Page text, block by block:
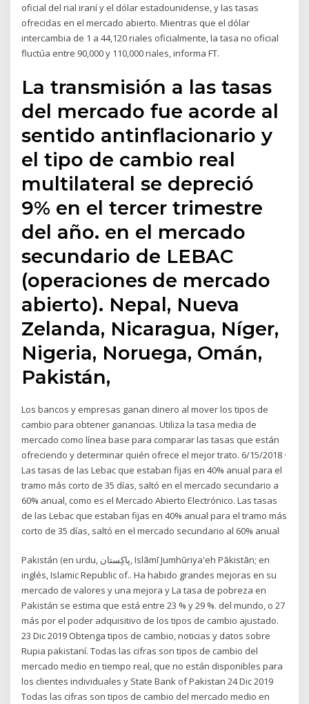
oficial del rial iraní y el dólar estadounidense, y las tasas
ofrecidas en el mercado abierto. Mientras que el dólar
intercambia de 1 a 44,120 riales oficialmente, la tasa no oficial
fluctúa entre 90,000 y 110,000 riales, informa FT.
La transmisión a las tasas
del mercado fue acorde al
sentido antinflacionario y
el tipo de cambio real
multilateral se depreció
9% en el tercer trimestre
del año. en el mercado
secundario de LEBAC
(operaciones de mercado
abierto). Nepal, Nueva
Zelanda, Nicaragua, Níger,
Nigeria, Noruega, Omán,
Pakistán,
Los bancos y empresas ganan dinero al mover los tipos de
cambio para obtener ganancias. Utiliza la tasa media de
mercado como línea base para comparar las tasas que están
ofreciendo y determinar quién ofrece el mejor trato. 6/15/2018 ·
Las tasas de las Lebac que estaban fijas en 40% anual para el
tramo más corto de 35 días, saltó en el mercado secundario a
60% anual, como es el Mercado Abierto Electrónico. Las tasas
de las Lebac que estaban fijas en 40% anual para el tramo más
corto de 35 días, saltó en el mercado secundario al 60% anual
Pakistán​ (en urdu, پاكِستان, Islāmī Jumhūriya'eh Pākistān; en
inglés, Islamic Republic of.. Ha habido grandes mejoras en su
mercado de valores y una mejora y La tasa de pobreza en
Pakistán se estima que está entre 23 % y 29 %. del mundo, o 27
más por el poder adquisitivo de los tipos de cambio ajustado.
23 Dic 2019 Obtenga tipos de cambio, noticias y datos sobre
Rupia pakistaní. Todas las cifras son tipos de cambio del
mercado medio en tiempo real, que no están disponibles para
los clientes individuales y State Bank of Pakistan 24 Dic 2019
Todas las cifras son tipos de cambio del mercado medio en